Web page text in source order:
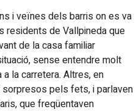
i veïnes dels barris on es va
residents de Vallpineda que
de la casa familiar
sense entendre molt
la carretera. Altres, en
pels fets, i parlaven
que freqüentaven